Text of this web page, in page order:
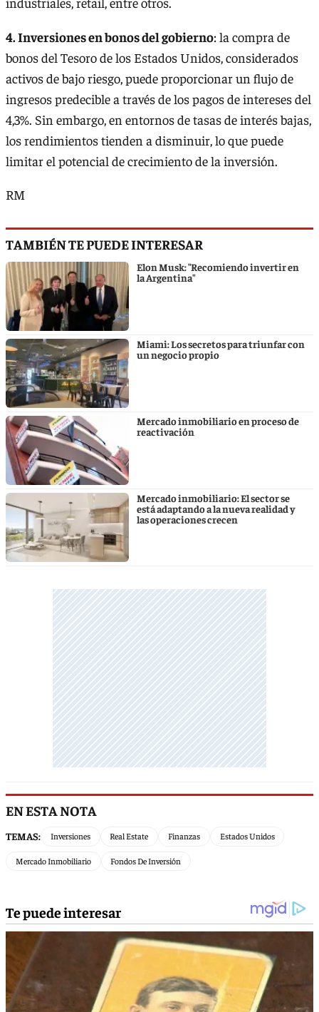
4. Inversiones en bonos del gobierno: la compra de
bonos del Tesoro de los Estados Unidos, considerados
activos de bajo riesgo, puede proporcionar un flujo de
ingresos predecible a través de los pagos de intereses del
4,3%. Sin embargo, en entornos de tasas de interés bajas,
los rendimientos tienden a disminuir, lo que puede
limitar el potencial de crecimiento de la inversión.
RM
TAMBIÉN TE PUEDE INTERESAR
Elon Musk: "Recomiendo invertir en
la Argentina"
Miami: Los secretos para triunfar con
un negocio propio
Mercado inmobiliario en proceso de
reactivación
Mercado inmobiliario: El sector se
está adaptando a la nueva realidad y
las operaciones crecen
EN ESTA NOTA
TEMAS: Inversiones Real Estate Finanzas Estados Unidos
Mercado Inmobiliario Fondos De Inversión